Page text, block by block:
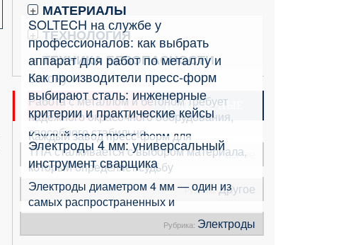
+ МАТЕРИАЛЫ
+ ТЕХНОЛОГИЯ
ТЕХНИКА БЕЗОПАСНОСТИ
НОВЫЕ ПОПУЛЯРНЫЕ
SOLTECH на службе у
профессионалов: как выбрать
аппарат для работ по металлу и
бетону
Работа с металлом и бетоном требует
надёжного окрасочного оборудования,
способного стабильно
Рубрика:Разное
Как производители пресс-форм
выбирают сталь: инженерные
критерии и практические кейсы
Каждый завод пресс-форм для
ТПА сталкивается с выбором материала,
который определяет судьбу
Рубрика:Другое
Электроды 4 мм: универсальный
инструмент сварщика
Электроды диаметром 4 мм — один из
самых распространенных и
Рубрика: Электроды